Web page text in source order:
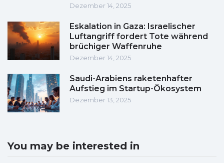
Dezember 14, 2025
Eskalation in Gaza: Israelischer
Luftangriff fordert Tote während
brüchiger Waffenruhe
Dezember 14, 2025
Saudi-Arabiens raketenhafter
Aufstieg im Startup-Ökosystem
Dezember 13, 2025
You may be interested in